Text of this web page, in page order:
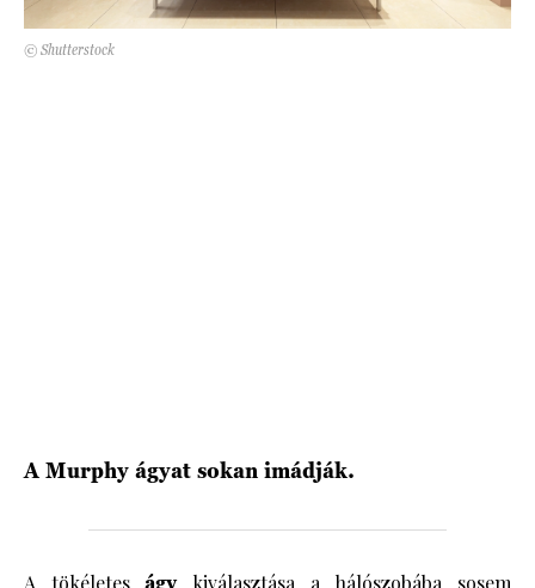
© Shutterstock
A Murphy ágyat sokan imádják.
A tökéleteságykiválasztása a hálószobábasosem